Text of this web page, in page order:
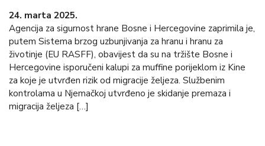
24. marta 2025.
Agencija za sigurnost hrane Bosne i Hercegovine zaprimila je,
putem Sistema brzog uzbunjivanja za hranu i hranu za
životinje (EU RASFF), obavijest da su na tržište Bosne i
Hercegovine isporučeni kalupi za muffine porijeklom iz Kine
za koje je utvrđen rizik od migracije željeza. Službenim
kontrolama u Njemačkoj utvrđeno je skidanje premaza i
migracija željeza […]